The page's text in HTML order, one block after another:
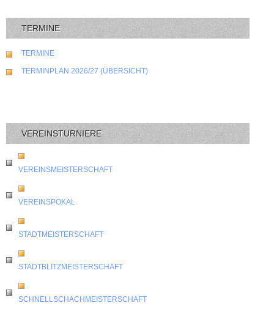
TERMINE
TERMINE
TERMINPLAN 2026/27 (ÜBERSICHT)
VEREINSTURNIERE
VEREINSMEISTERSCHAFT
VEREINSPOKAL
STADTMEISTERSCHAFT
STADTBLITZMEISTERSCHAFT
SCHNELLSCHACHMEISTERSCHAFT